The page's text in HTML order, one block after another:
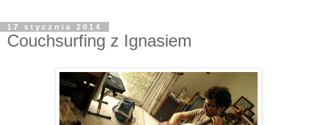
17 stycznia 2014
Couchsurfing z Ignasiem